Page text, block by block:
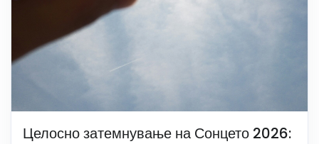
Целосно затемнување на Сонцето 2026: